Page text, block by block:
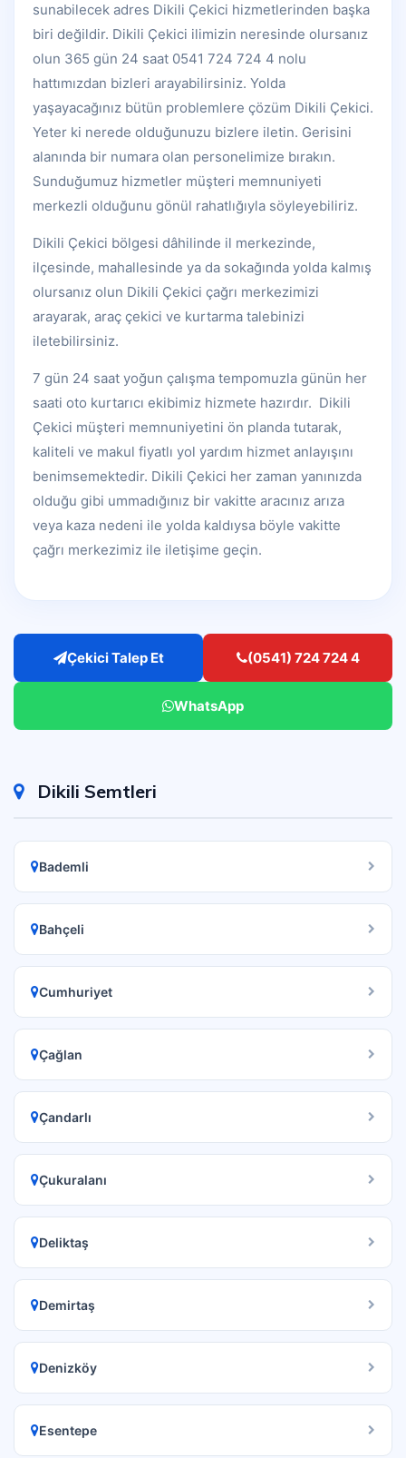
sunabilecek adres Dikili Çekici hizmetlerinden başka
biri değildir. Dikili Çekici ilimizin neresinde olursanız
olun 365 gün 24 saat 0541 724 724 4 nolu
hattımızdan bizleri arayabilirsiniz. Yolda
yaşayacağınız bütün problemlere çözüm Dikili Çekici.
Yeter ki nerede olduğunuzu bizlere iletin. Gerisini
alanında bir numara olan personelimize bırakın.
Sunduğumuz hizmetler müşteri memnuniyeti
merkezli olduğunu gönül rahatlığıyla söyleyebiliriz.
Dikili Çekici bölgesi dâhilinde il merkezinde,
ilçesinde, mahallesinde ya da sokağında yolda kalmış
olursanız olun Dikili Çekici çağrı merkezimizi
arayarak, araç çekici ve kurtarma talebinizi
iletebilirsiniz.
7 gün 24 saat yoğun çalışma tempomuzla günün her
saati oto kurtarıcı ekibimiz hizmete hazırdır. Dikili
Çekici müşteri memnuniyetini ön planda tutarak,
kaliteli ve makul fiyatlı yol yardım hizmet anlayışını
benimsemektedir. Dikili Çekici her zaman yanınızda
olduğu gibi ummadığınız bir vakitte aracınız arıza
veya kaza nedeni ile yolda kaldıysa böyle vakitte
çağrı merkezimiz ile iletişime geçin.
Çekici Talep Et (0541) 724 724 4
WhatsApp
Dikili Semtleri
Bademli
Bahçeli
Cumhuriyet
Çağlan
Çandarlı
Çukuralanı
Deliktaş
Demirtaş
Denizköy
Esentepe